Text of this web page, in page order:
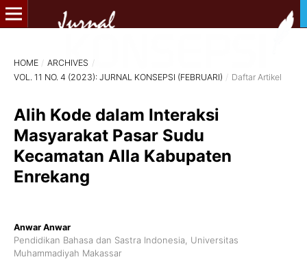
HOME / ARCHIVES /
VOL. 11 NO. 4 (2023): JURNAL KONSEPSI (FEBRUARI) / Daftar Artikel
Alih Kode dalam Interaksi
Masyarakat Pasar Sudu
Kecamatan Alla Kabupaten
Enrekang
Anwar Anwar
Pendidikan Bahasa dan Sastra Indonesia, Universitas
Muhammadiyah Makassar